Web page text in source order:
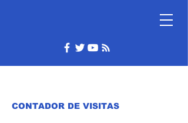
CONTADOR DE VISITAS